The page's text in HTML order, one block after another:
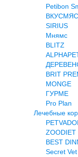
Petibon
SIRIUS
Мнямс
BLITZ
BRIT
MONGE
ГУРМЕ
Pro Plan
Лечебные
ZOODIET
BEST
Secret